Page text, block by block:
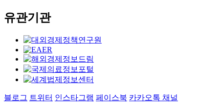
유관기관
블로그 트위터 인스타그램 페이스북 카카오톡 채널